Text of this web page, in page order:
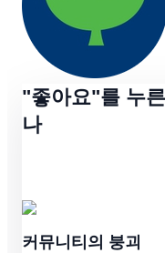
"좋아요"를 누
나
커뮤니티의 붕괴